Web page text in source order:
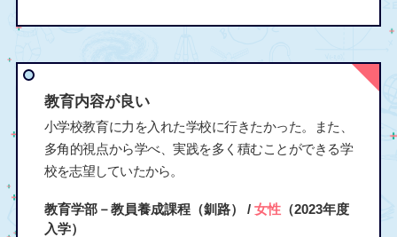
教育内容が良い
小学校教育に力を入れた学校に行きたかった。また、
多角的視点から学べ、実践を多く積むことができる学
校を志望していたから。
教育学部－教員養成課程（釧路） / 女性（2023年度
入学）